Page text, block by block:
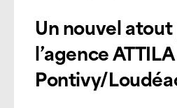
Un nouvel
l’agence ATTILA
Pontivy/